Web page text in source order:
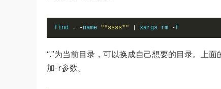
find . -name "*ssss*" xargs rm -f
“.”为当前目录，可以换成自己想要的目录。上
加-r参数。